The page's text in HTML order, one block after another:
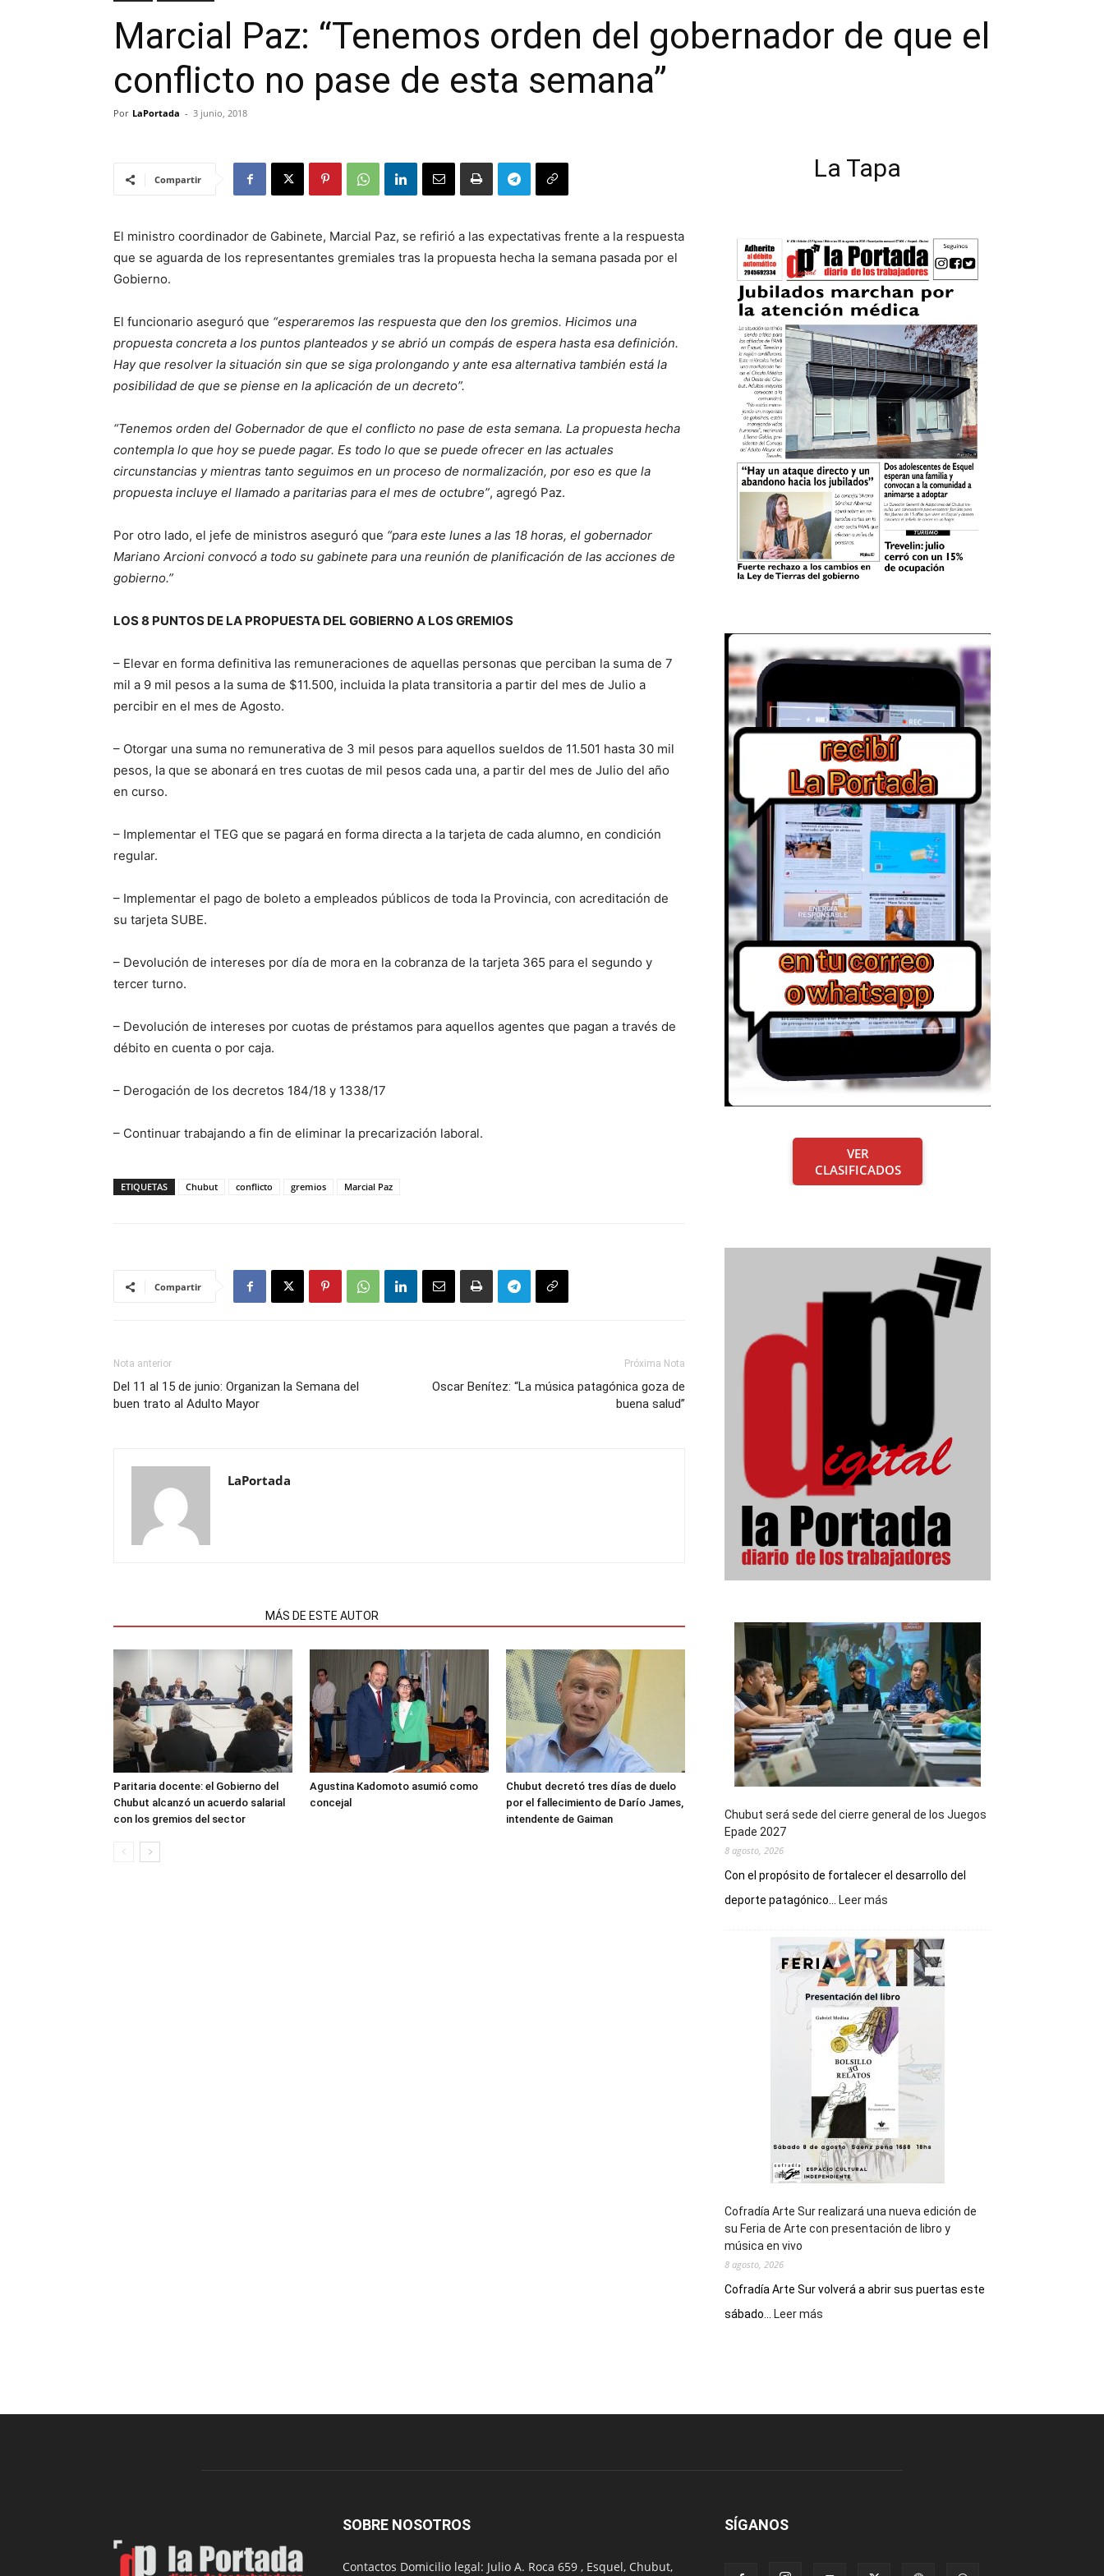
Marcial Paz: “Tenemos orden del gobernador de que el
conflicto no pase de esta semana”
Por LaPortada - 3 junio, 2018
Compartir
El ministro coordinador de Gabinete, Marcial Paz, se refirió a las expectativas frente a la respuesta
que se aguarda de los representantes gremiales tras la propuesta hecha la semana pasada por el
Gobierno.
El funcionario aseguró que “esperaremos las respuesta que den los gremios. Hicimos una
propuesta concreta a los puntos planteados y se abrió un compás de espera hasta esa definición.
Hay que resolver la situación sin que se siga prolongando y ante esa alternativa también está la
posibilidad de que se piense en la aplicación de un decreto”.
“Tenemos orden del Gobernador de que el conflicto no pase de esta semana. La propuesta hecha
contempla lo que hoy se puede pagar. Es todo lo que se puede ofrecer en las actuales
circunstancias y mientras tanto seguimos en un proceso de normalización, por eso es que la
propuesta incluye el llamado a paritarias para el mes de octubre”, agregó Paz.
Por otro lado, el jefe de ministros aseguró que “para este lunes a las 18 horas, el gobernador
Mariano Arcioni convocó a todo su gabinete para una reunión de planificación de las acciones de
gobierno.”
LOS 8 PUNTOS DE LA PROPUESTA DEL GOBIERNO A LOS GREMIOS
– Elevar en forma definitiva las remuneraciones de aquellas personas que perciban la suma de 7
mil a 9 mil pesos a la suma de $11.500, incluida la plata transitoria a partir del mes de Julio a
percibir en el mes de Agosto.
– Otorgar una suma no remunerativa de 3 mil pesos para aquellos sueldos de 11.501 hasta 30 mil
pesos, la que se abonará en tres cuotas de mil pesos cada una, a partir del mes de Julio del año
en curso.
– Implementar el TEG que se pagará en forma directa a la tarjeta de cada alumno, en condición
regular.
– Implementar el pago de boleto a empleados públicos de toda la Provincia, con acreditación de
su tarjeta SUBE.
– Devolución de intereses por día de mora en la cobranza de la tarjeta 365 para el segundo y
tercer turno.
– Devolución de intereses por cuotas de préstamos para aquellos agentes que pagan a través de
débito en cuenta o por caja.
– Derogación de los decretos 184/18 y 1338/17
– Continuar trabajando a fin de eliminar la precarización laboral.
ETIQUETAS Chubut conflicto gremios Marcial Paz
Compartir
Nota anterior
Del 11 al 15 de junio: Organizan la Semana del
buen trato al Adulto Mayor
Próxima Nota
Oscar Benítez: “La música patagónica goza de
buena salud”
LaPortada
MÁS DE ESTE AUTOR
Paritaria docente: el Gobierno del
Chubut alcanzó un acuerdo salarial
con los gremios del sector
Agustina Kadomoto asumió como
concejal
Chubut decretó tres días de duelo
por el fallecimiento de Darío James,
intendente de Gaiman
La Tapa
VER
CLASIFICADOS
Chubut será sede del cierre general de los Juegos
Epade 2027
8 agosto, 2026
Con el propósito de fortalecer el desarrollo del
deporte patagónico...
Leer más
sede
del
cierre
general
de
los
Juegos
Epade
2027
Cofradía Arte Sur realizará una nueva edición de
su Feria de Arte con presentación de libro y
música en vivo
8 agosto, 2026
Cofradía Arte Sur volverá a abrir sus puertas este
sábado...
Leer más
nueva
SOBRE NOSOTROS
Contactos Domicilio legal: Julio A. Roca 659 , Esquel, Chubut,
SÍGANOS